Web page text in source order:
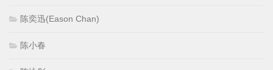
陈奕迅(Eason Chan)
陈小春